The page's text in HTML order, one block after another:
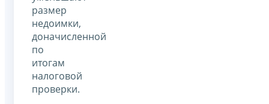
размер
недоимки,
доначисленной
по
итогам
налоговой
проверки.